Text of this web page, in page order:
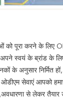
को पूरा करने के लिए
अपने स्वयं के ब्रांड के
के अनुसार निर्मित
सेवाएं आपको
से लेकर